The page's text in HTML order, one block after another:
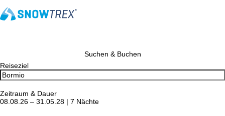
Suchen & Buchen
Reiseziel
Zeitraum & Dauer
08.08.26 – 31.05.28 | 7 Nächte